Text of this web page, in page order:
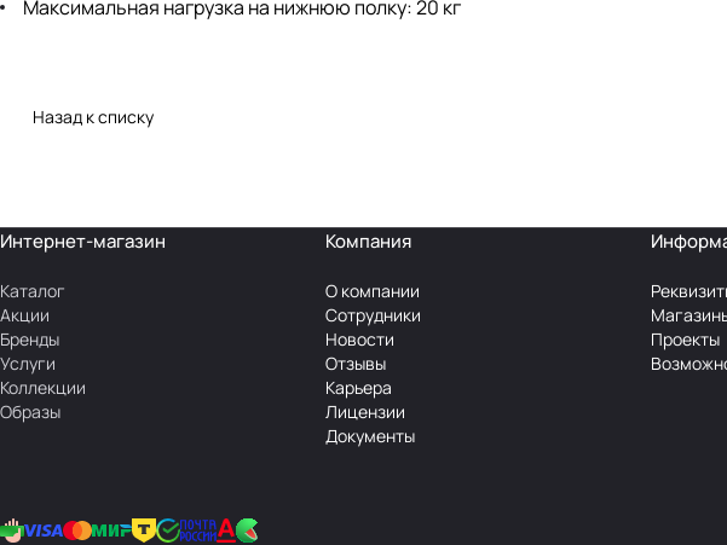
Максимальная нагрузка на нижнюю полку: 20 кг
Назад к списку
Интернет-магазин
Каталог
Акции
Бренды
Услуги
Коллекции
Образы
Компания
О компании
Сотрудники
Новости
Отзывы
Карьера
Лицензии
Документы
Проекты